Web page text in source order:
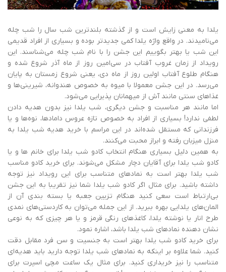
یلدا به معنی زایش است و از گذشته بلندترین شب سال را شب چله
می‌نامیدند. در واقع واژه یلدا کمی جدیدتر بوده و بسیاری از افراد قدیمی
این شب یا بهتر بگوییم این جشن را با نام شب چله می‌شناسند. این
رویداد از زمان غروب آفتاب در سی‌امین روز از ماه آذر شروع شده و
هنگام طلوع آفتاب اولین روز از ماه دی، یعنی شروع زمستان به پایان
می‌رسد. در این جشن معمولا با میوه به خصوص هندوانه، شیرینی‌ها و
غذاهای سنتی مانند آش از میهمانان پذیرایی می‌شود.
اما مانند هر مناسبت و جشن دیگری، شب یلدا نیز بدون هدیه دادن
لطفی ندارد! بسیاری از افراد به خصوص تازه عروس دامادها، نوه‌ها و یا
فرزندانی که مستقل شده‌اند در این مراسم با خرید هدیه شب یلدا به
منزل میزبان رفته و ابراز محبت می‌کنند.
به همین دلیل بسیاری هنگام انتخاب کادو شب یلدا برای خانم ها و یا
کادو شب یلدا برای آقایان دچار مشکل می‌شوند. برای خرید کادو مناسب
شب یلدا بهتر است به نمادهای متناسب برای این رویداد نیز توجه
داشته باشید. برای مثال اگر کادو شب یلدا شما نیز تقریبا به این جشن
بی‌ارتباط است سعی کنید هنگام تزیین جعبه یا بسته بندی آن از
المان‌های یلدایی بهره ببرید. از این جمله می‌توان به کاردستی‌های نمدی
طرح انار یا نوشته یلدا، کاغذهای رنگی قرمز و یا هر چیزی که به نوعی
نشان دهنده نمادهای شب یلدا باشد، اشاره نمود.
برای خرید کادو شب یلدا بهتر است به جنسیت و سن فرد مقابل دقت
کنید. شما علاوه بر اینکه به نمادهای شب یلدا توجه دارید باید هدیه‌ای
متناسب را نیز خریداری کنید. برای مثال یک ساعت مچی اسپرت برای